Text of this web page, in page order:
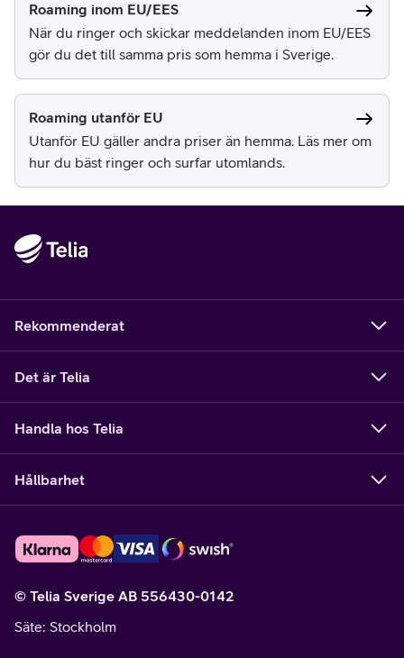
Roaming inom EU/EES
När du ringer och skickar meddelanden inom EU/EES
gör du det till samma pris som hemma i Sverige.
Roaming utanför EU
Utanför EU gäller andra priser än hemma. Läs mer om
hur du bäst ringer och surfar utomlands.
Rekommenderat
Det är Telia
Handla hos Telia
Hållbarhet
© Telia Sverige AB 556430-0142
Säte: Stockholm